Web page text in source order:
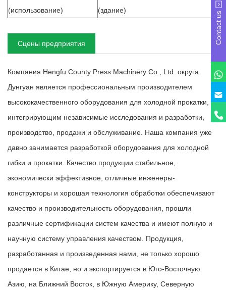
(использование) (здание)
Сцены предприятия
Компания Hengfu County Press Machinery Co., Ltd. округа
Дунгуан является профессиональным производителем
высококачественного оборудования для холодной прокатки,
интегрирующим независимые исследования и разработки,
производство, продажи и обслуживание. Наша компания уже
давно занимается разработкой оборудования для холодной
гибки и прокатки. Качество продукции стабильное,
экономически эффективное, отличные инженеры-
конструкторы и хорошая технология обработки обеспечивают
качество и производительность оборудования, прошли
различные сертификации систем качества и имеют полную и
научную систему управления качеством. Продукция,
разработанная и произведенная нами, не только хорошо
продается в Китае, но и экспортируется в Юго-Восточную
Азию, на Ближний Восток, в Южную Америку, Северную
Contact us